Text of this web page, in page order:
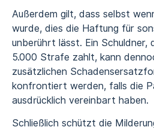
Außerdem gilt, dass selbst
wurde, dies die Haftung für
unberührt lässt. Ein Schuldner,
5.000 Strafe zahlt, kann
zusätzlichen
konfrontiert werden, falls die
ausdrücklich vereinbart haben.
Schließlich schützt die